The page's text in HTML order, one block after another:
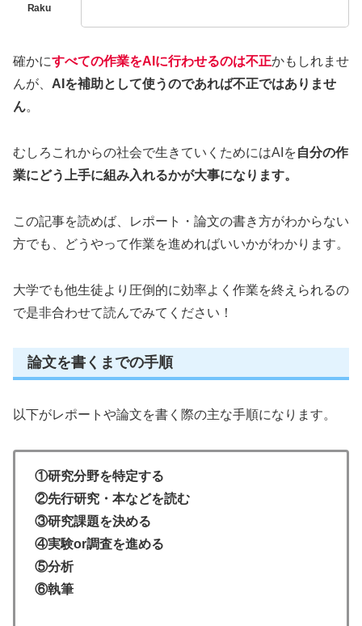
確かにすべての作業をAIに行わせるのは不正かもしれませ
んが、 AIを補助として使うのであれば不正ではありませ
ん。
むしろこれからの社会で生きていくためにはAIを自分の作
業にどう上手に組み入れるかが大事になります。
この記事を読めば、レポート・論文の書き方がわからない
方でも、どうやって作業を進めればいいかがわかります。
大学でも他生徒より圧倒的に効率よく作業を終えられるの
で是非合わせて読んでみてください！
論文を書くまでの手順
以下がレポートや論文を書く際の主な手順になります。
①研究分野を特定する
②先行研究・本などを読む
③研究課題を決める
④実験or調査を進める
⑤分析
⑥執筆